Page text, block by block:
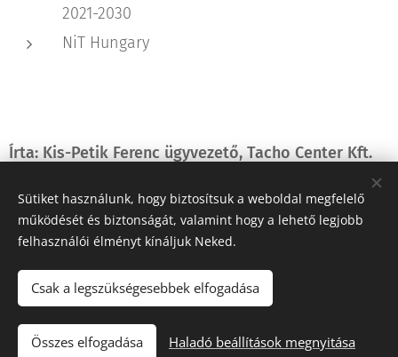
2021-2030
NiT Hungary
Írta: Kis-Petik Ferenc ügyvezető, Tacho Center Kft.
Share
"Iránytű a fuvarozásban!"
Sütiket használunk, hogy biztosítsuk a weboldal megfelelő
működését és biztonságát, valamint hogy a lehető legjobb
felhasználói élményt kínáljuk Neked.
Csak a legszükségesebbek elfogadása
Összes elfogadása Haladó beállítások megnyitása